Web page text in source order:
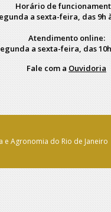
Horário de
a sexta-feira, das 9h
Atendimento online:
a sexta-feira, das
Fale com a Ouvidoria
e Agronomia do Rio de Janeiro